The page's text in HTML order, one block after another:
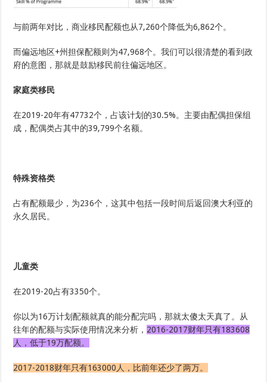
与前两年对比，商业移民配额也从7,260个降低为6,862个。
而偏远地区+州担保配额则为47,968个。我们可以很清楚的看到政
府的意图，那就是鼓励移民前往偏远地区。
家庭类移民
在2019-20年有47732个，占该计划的30.5%。主要由配偶担保组
成，配偶类占其中的39,799个名额。
特殊资格类
占有配额最少，为236个，这其中包括一段时间后返回澳大利亚的
永久居民。
儿童类
在2019-20占有3350个。
你以为16万计划配额就真的能分配完吗，那就太傻太天真了。从
往年的配额与实际使用情况来分析， 2016-2017财年只有183608
人，低于19万配额。
2017-2018财年只有163000人，比前年还少了两万。